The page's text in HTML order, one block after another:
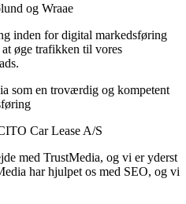
og Wraae
inden for digital markedsføring
øge trafikken til vores
som en troværdig og kompetent
Car Lease A/S
med TrustMedia, og vi er yderst
har hjulpet os med SEO, og vi